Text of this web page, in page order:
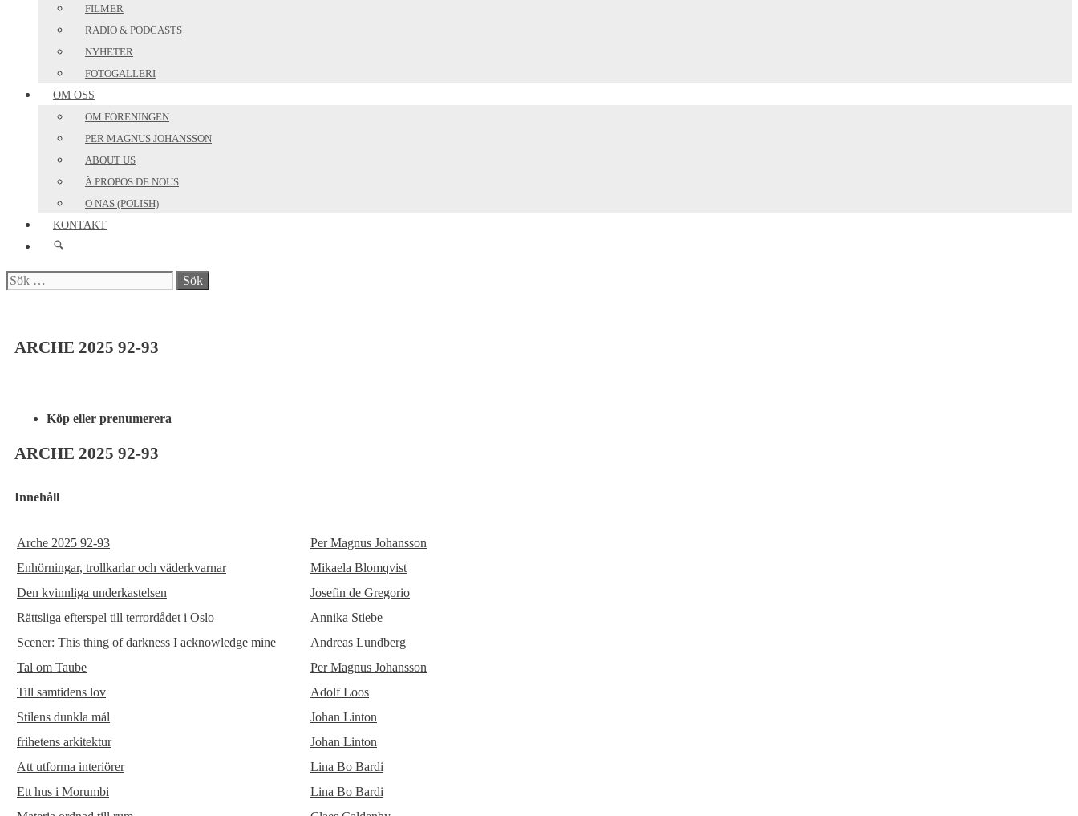
FILMER
RADIO & PODCASTS
NYHETER
FOTOGALLERI
OM OSS
OM FÖRENINGEN
PER MAGNUS JOHANSSON
ABOUT US
À PROPOS DE NOUS
O NAS (POLISH)
KONTAKT
Sök
ARCHE 2025 92-93
Köp eller prenumerera
ARCHE 2025 92-93
Innehåll
Arche 2025 92-93
Per Magnus Johansson
Enhörningar, trollkarlar och väderkvarnar
Mikaela Blomqvist
Den kvinnliga underkastelsen
Josefin de Gregorio
Rättsliga efterspel till terrordådet i Oslo
Annika Stiebe
Scener: This thing of darkness I acknowledge mine
Andreas Lundberg
Tal om Taube
Per Magnus Johansson
Till samtidens lov
Adolf Loos
Stilens dunkla mål
Johan Linton
frihetens arkitektur
Johan Linton
Att utforma interiörer
Lina Bo Bardi
Ett hus i Morumbi
Lina Bo Bardi